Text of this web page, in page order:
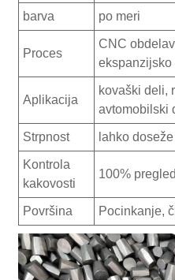
barva po meri
Proces
CNC
ekspanzijsko
Aplikacija
kovaški deli,
avtomobilski
Strpnost lahko
Kontrola
kakovosti
100%
Površina Pocinkanje,